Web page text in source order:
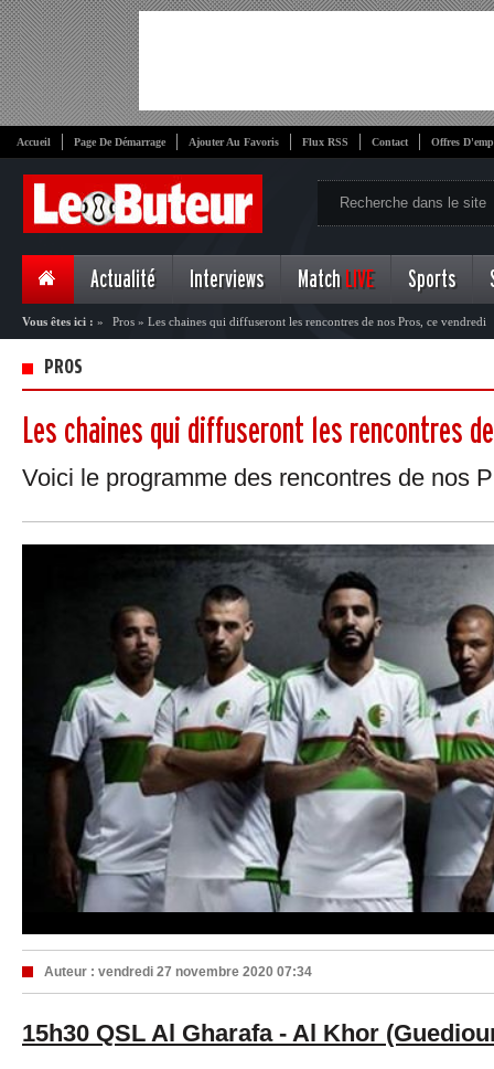
Accueil Page De Démarrage Ajouter Au Favoris Flux RSS Contact Offres
Actualité Interviews Match LIVE Sports
Vous êtes ici : » Pros » Les chaines qui diffuseront les rencontres de nos Pros, ce vendredi
PROS
Les chaines qui diffuseront les rencontres
Voici le programme des rencontres de nos
Auteur : vendredi 27 novembre 2020 07:34
15h30 QSL Al Gharafa - Al Khor